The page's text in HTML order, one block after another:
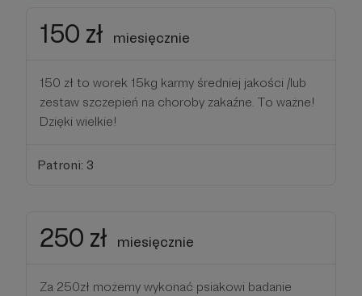
150 zł miesięcznie
150 zł to worek 15kg karmy średniej jakości /lub
zestaw szczepień na choroby zakaźne. To ważne!
Dzięki wielkie!
Patroni: 3
250 zł miesięcznie
Za 250zł możemy wykonać psiakowi badanie